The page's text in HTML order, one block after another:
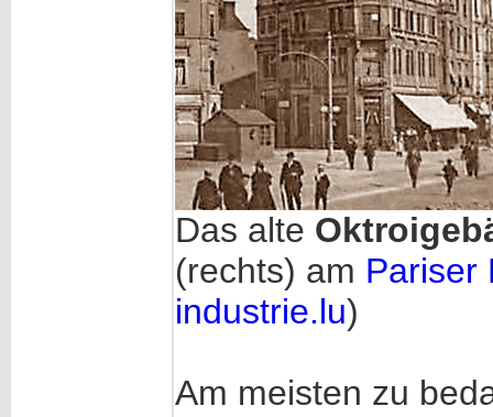
Das alte
(rechts) am Pariser
industrie.lu)
Am meisten zu